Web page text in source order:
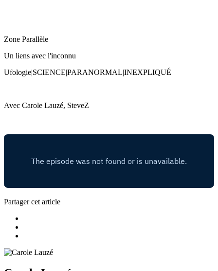
Zone Parallèle
Un liens avec l'inconnu
Ufologie|SCIENCE|PARANORMAL|INEXPLIQUÉ
Avec Carole Lauzé, SteveZ
Partager cet article